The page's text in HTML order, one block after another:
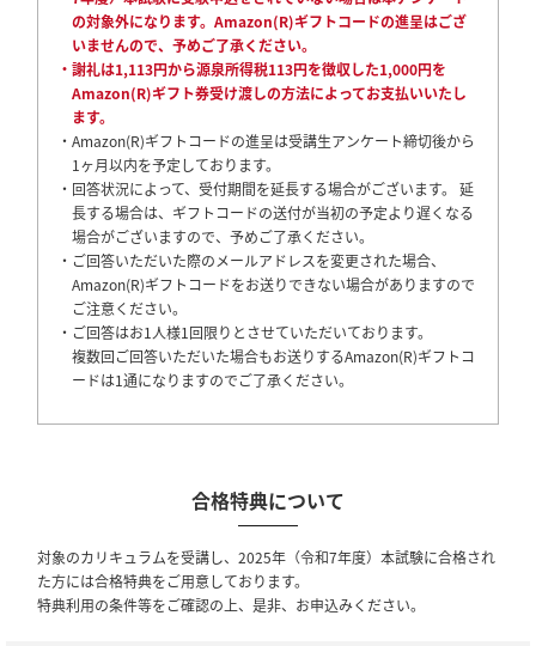
の対象外になります。Amazon(R)ギフトコードの進呈はござ
いませんので、予めご了承ください。
・謝礼は1,113円から源泉所得税113円を徴収した1,000円を
Amazon(R)ギフト券受け渡しの方法によってお支払いいたし
ます。
・Amazon(R)ギフトコードの進呈は受講生アンケート締切後から
1ヶ月以内を予定しております。
・回答状況によって、受付期間を延長する場合がございます。 延
長する場合は、ギフトコードの送付が当初の予定より遅くなる
場合がございますので、予めご了承ください。
・ご回答いただいた際のメールアドレスを変更された場合、
Amazon(R)ギフトコードをお送りできない場合がありますので
ご注意ください。
・ご回答はお1人様1回限りとさせていただいております。
複数回ご回答いただいた場合もお送りするAmazon(R)ギフトコ
ードは1通になりますのでご了承ください。
合格特典について
対象のカリキュラムを受講し、2025年（令和7年度）本試験に合格され
た方には合格特典をご用意しております。
特典利用の条件等をご確認の上、是非、お申込みください。